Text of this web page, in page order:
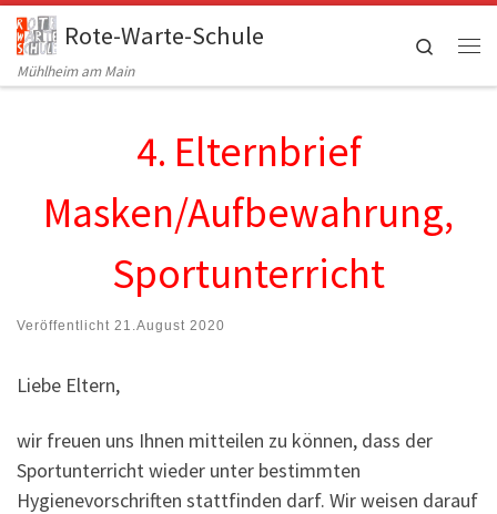
Zum Inhalt springen
Rote-Warte-Schule
Mühlheim am Main
Search
4. Elternbrief
Masken/Aufbewahrung,
Sportunterricht
Veröffentlicht 21.August 2020
Liebe Eltern,
wir freuen uns Ihnen mitteilen zu können, dass der
Sportunterricht wieder unter bestimmten
Hygienevorschriften stattfinden darf. Wir weisen darauf